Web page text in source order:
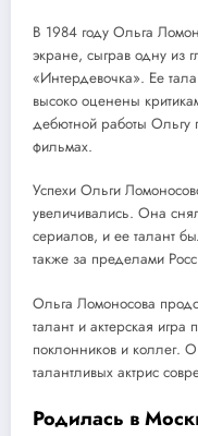
В 1984 году Ольга
экране, сыграв одну из
«Интердевочка». Ее
высоко оценены
дебютной работы Ольгу
фильмах.
Успехи Ольги
увеличивались. Она
сериалов, и ее талант
также за пределами
Ольга Ломоносова
талант и актерская игра
поклонников и коллег.
талантливых актрис
Родилась в